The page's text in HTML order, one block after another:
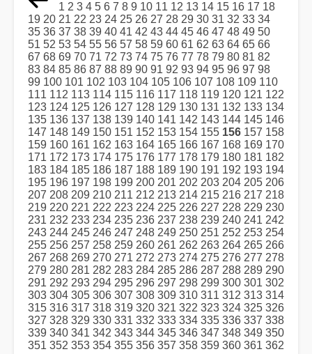
1 2 3 4 5 6 7 8 9 10 11 12 13 14 15 16 17 18
19 20 21 22 23 24 25 26 27 28 29 30 31 32 33 34
35 36 37 38 39 40 41 42 43 44 45 46 47 48 49 50
51 52 53 54 55 56 57 58 59 60 61 62 63 64 65 66
67 68 69 70 71 72 73 74 75 76 77 78 79 80 81 82
83 84 85 86 87 88 89 90 91 92 93 94 95 96 97 98
99 100 101 102 103 104 105 106 107 108 109 110
111 112 113 114 115 116 117 118 119 120 121 122
123 124 125 126 127 128 129 130 131 132 133 134
135 136 137 138 139 140 141 142 143 144 145 146
147 148 149 150 151 152 153 154 155 156 157 158
159 160 161 162 163 164 165 166 167 168 169 170
171 172 173 174 175 176 177 178 179 180 181 182
183 184 185 186 187 188 189 190 191 192 193 194
195 196 197 198 199 200 201 202 203 204 205 206
207 208 209 210 211 212 213 214 215 216 217 218
219 220 221 222 223 224 225 226 227 228 229 230
231 232 233 234 235 236 237 238 239 240 241 242
243 244 245 246 247 248 249 250 251 252 253 254
255 256 257 258 259 260 261 262 263 264 265 266
267 268 269 270 271 272 273 274 275 276 277 278
279 280 281 282 283 284 285 286 287 288 289 290
291 292 293 294 295 296 297 298 299 300 301 302
303 304 305 306 307 308 309 310 311 312 313 314
315 316 317 318 319 320 321 322 323 324 325 326
327 328 329 330 331 332 333 334 335 336 337 338
339 340 341 342 343 344 345 346 347 348 349 350
351 352 353 354 355 356 357 358 359 360 361 362